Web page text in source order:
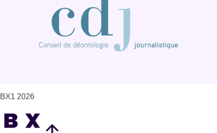
BX1 2026